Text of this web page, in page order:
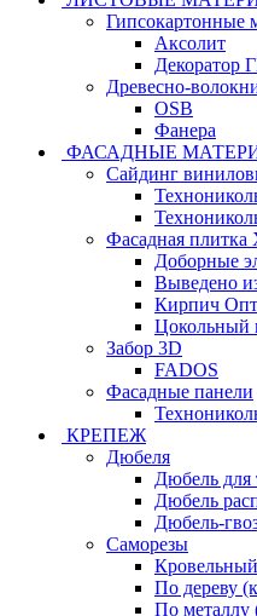
Гипсокартонные
Аксолит
Декоратор
Древесно-
OSB
Фанера
ФАСАДНЫЕ
Сайдинг
Фасадная
Доборные
Выведено
Кирпич
Цокольный
Забор 3D
FADOS
Фасадные панели
КРЕПЕЖ
Дюбеля
Дюбель для
Дюбель
Дюбель-
Саморезы
Кровельный
По дереву
По металлу